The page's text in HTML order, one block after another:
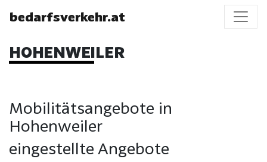
bedarfsverkehr.at
HOHENWEILER
Mobilitätsangebote in
Hohenweiler
eingestellte Angebote